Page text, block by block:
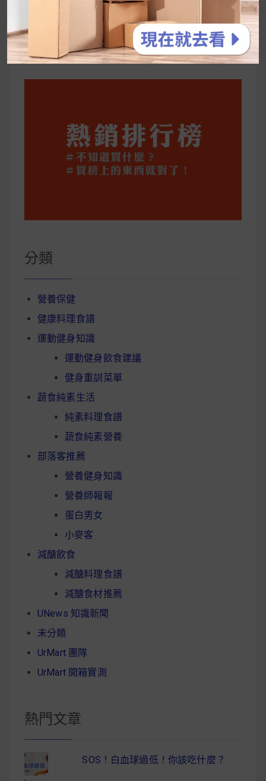
維持全攻略
公主營養師：飲食改變也是能快樂執行的！6 個
你一定要知道的技巧
分類
營養保健
健康料理食譜
運動健身知識
運動健身飲食建議
健身重訓菜單
蔬食純素生活
純素料理食譜
蔬食純素營養
部落客推薦
營養健身知識
營養師報報
蛋白男女
小麥客
減醣飲食
減醣料理食譜
減醣食材推薦
UNews 知識新聞
未分類
UrMart 團隊
UrMart 開箱實測
熱門文章
SOS！白血球過低！你該吃什麼？